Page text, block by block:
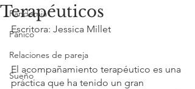
Pandemia
Pánico
Relaciones de pareja
Sueño
Terapéuticos
Escritora: Jessica Millet
El acompañamiento terapéutico es una
práctica que ha tenido un gran